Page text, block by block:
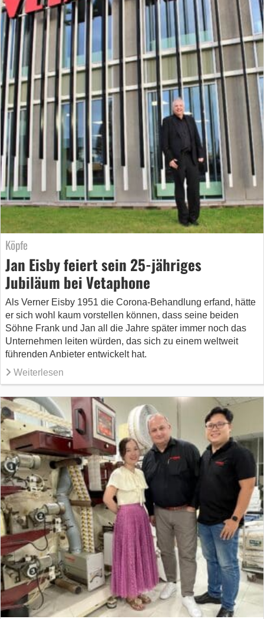
Köpfe
Jan Eisby feiert sein 25-jähriges
Jubiläum bei Vetaphone
Als Verner Eisby 1951 die Corona-Behandlung erfand, hätte
er sich wohl kaum vorstellen können, dass seine beiden
Söhne Frank und Jan all die Jahre später immer noch das
Unternehmen leiten würden, das sich zu einem weltweit
führenden Anbieter entwickelt hat.
Weiterlesen